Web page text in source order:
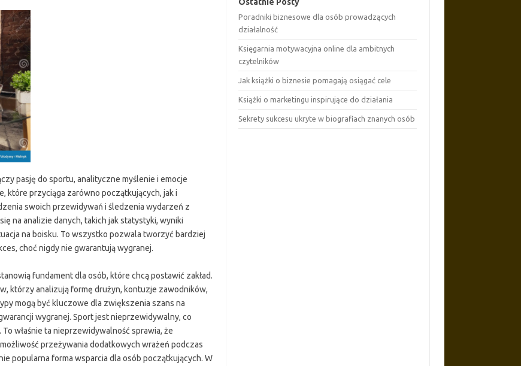
pasję do sportu, analityczne myślenie i emocje
które przyciąga zarówno początkujących, jak i
swoich przewidywań i śledzenia wydarzeń z
na analizie danych, takich jak statystyki, wyniki
na boisku. To wszystko pozwala tworzyć bardziej
choć nigdy nie gwarantują wygranej.
fundament dla osób, które chcą postawić zakład.
którzy analizują formę drużyn, kontuzje zawodników,
mogą być kluczowe dla zwiększenia szans na
wygranej. Sport jest nieprzewidywalny, co
właśnie ta nieprzewidywalność sprawia, że
przeżywania dodatkowych wrażeń podczas
popularna forma wsparcia dla osób początkujących. W
Poradniki biznesowe dla osób prowadzących
działalność
Księgarnia motywacyjna online dla ambitnych
czytelników
Jak książki o biznesie pomagają osiągać cele
Książki o marketingu inspirujące do działania
Sekrety sukcesu ukryte w biografiach znanych osób